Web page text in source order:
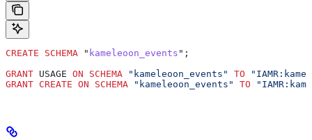
CREATE SCHEMA " kameleoon_events ";
GRANT USAGE ON SCHEMA "kameleoon_events" TO
GRANT CREATE ON SCHEMA "kameleoon_events" TO